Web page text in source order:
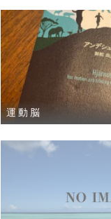
運動脳